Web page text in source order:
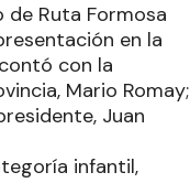
Ruta Formosa
en la
con la
Mario Romay;
Juan
infantil,